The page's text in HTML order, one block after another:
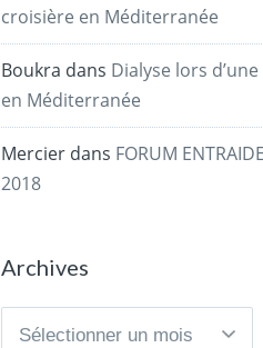
croisière en Méditerranée
Boukra dans Dialyse lors
en Méditerranée
Mercier dans FORUM
2018
Archives
Archives